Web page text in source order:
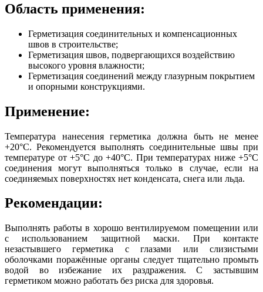
Область применения:
Герметизация соединительных и компенсационных
швов в строительстве;
Герметизация швов, подвергающихся воздействию
высокого уровня влажности;
Герметизация соединений между глазурным покрытием
и опорными конструкциями.
Применение:
Температура нанесения герметика должна быть не менее
+20°C. Рекомендуется выполнять соединительные швы при
температуре от +5°C до +40°C. При температурах ниже +5°C
соединения могут выполняться только в случае, если на
соединяемых поверхностях нет конденсата, снега или льда.
Рекомендации:
Выполнять работы в хорошо вентилируемом помещении или
с использованием защитной маски. При контакте
незастывшего герметика с глазами или слизистыми
оболочками поражённые органы следует тщательно промыть
водой во избежание их раздражения. С застывшим
герметиком можно работать без риска для здоровья.